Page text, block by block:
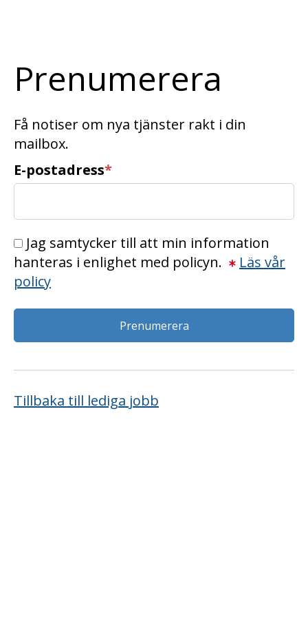
Prenumerera
Få notiser om nya tjänster rakt i din
mailbox.
E-postadress*
Jag samtycker till att min information
hanteras i enlighet med policyn.
Läs vår
policy
Tillbaka till lediga jobb